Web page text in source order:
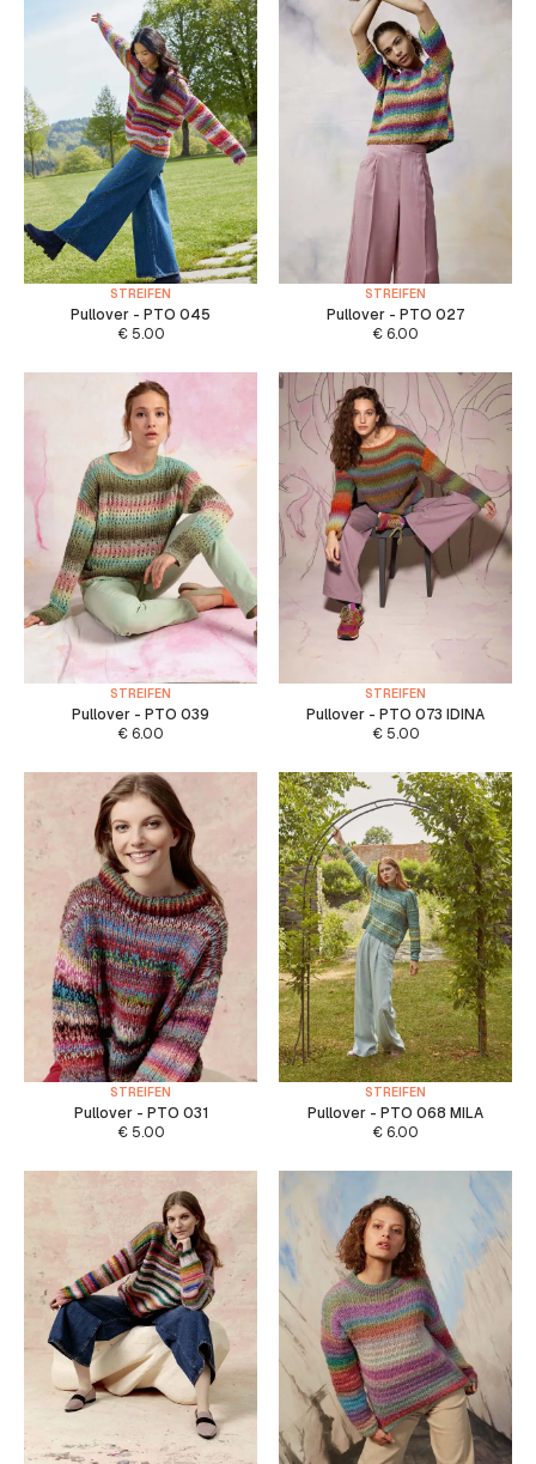
STREIFEN
Pullover - PTO 045
€5.00
STREIFEN
Pullover - PTO 027
€ 6.00
STREIFEN
Pullover - PTO 039
€ 6.00
STREIFEN
Pullover - PTO 073 IDINA
€5.00
STREIFEN
Pullover - PTO 031
€5.00
STREIFEN
Pullover - PTO 068 MILA
€ 6.00